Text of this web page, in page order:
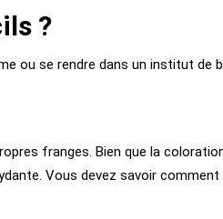
?
ou se rendre dans un institut de
franges. Bien que la
Vous devez savoir